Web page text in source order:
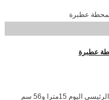
عطبرة
الخرطوم – 2021/08/09-إذاعة بلادي سجل نهر النيل الرئيسي اليوم 15مترا و56 سم